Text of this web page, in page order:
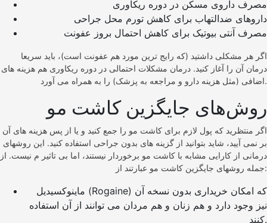
مصرف داروی مسکن در دوره ریکاوری
داروهای ضدالتهاب برای کاهش تورم محل جراحی
مصرف آنتی بیوتیک برای کاهش احتمال بروز عفونت
اگر هر مشکلی داشتید (که رایج ترین مورد هم عفونت است)، باید سریعا
درمان آن را آغاز کنید. درمان مشکلات احتمالی در دوره ریکاوری هم هزینه های
اضافی (مثل هزینه دارو و مراجعه به پزشک) را به همراه می آورد.
روش‌های جایگزین کاشت مو
اگر منتظرید که پول لازم برای کاشت مو را جمع کنید و یا از پس هزینه های آن
بر نمی آیید، شاید بتوانید از گزینه های بدون جراحی استفاده کنید. این روشهای
درمانی از کارایی مشابه با کاشت مو برخوردار نیستند، اما بی تاثیر م نیست. از
جمله روشهای جایگزین کاشت مو عبارتند از:
ماینوکسیدیل (Rogaine) که امکان خریداری بدون نسخه آن
نیز وجود دارد و هم زنان و هم مردان می توانند از آن استفاده
کنند.